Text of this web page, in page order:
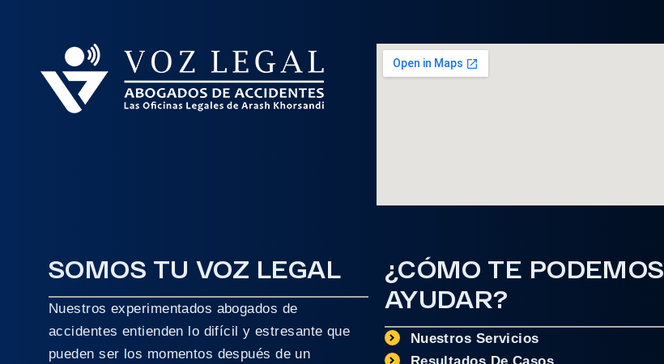
SOMOS TU VOZ LEGAL
Nuestros experimentados abogados de
accidentes entienden lo difícil y estresante que
pueden ser los momentos después de un
¿CÓMO TE PODEMOS
AYUDAR?
Nuestros Servicios